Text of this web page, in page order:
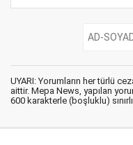
UYARI: Yorumların her türlü
aittir. Mepa News, yapılan
600 karakterle (boşluklu)